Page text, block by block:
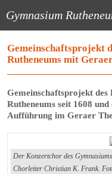
Gymnasium
Gemeinschaftsprojekt
Rutheneums mit
Gemeinschaftsprojekt
Rutheneums seit 1608
Aufführung im Geraer
Der Konzertchor des
Chorleiter Christian K. Frank.